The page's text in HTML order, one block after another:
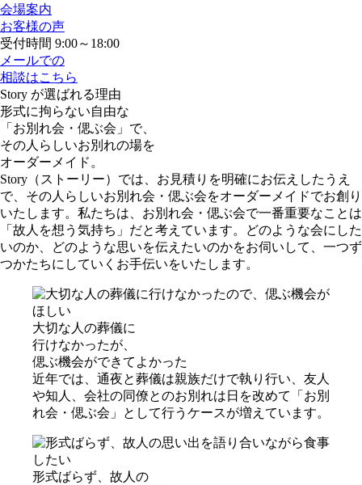
会場案内
お客様の声
受付時間 9:00～18:00
メールでの
相談はこちら
Story が選ばれる理由
形式に拘らない自由な
「お別れ会・偲ぶ会」で、
その人らしいお別れの場を
オーダーメイド。
Story（ストーリー）では、お見積りを明確にお伝えしたうえ
で、その人らしいお別れ会・偲ぶ会をオーダーメイドでお創り
いたします。私たちは、お別れ会・偲ぶ会で一番重要なことは
「故人を想う気持ち」だと考えています。どのような会にした
いのか、どのような思いを伝えたいのかをお伺いして、一つず
つかたちにしていくお手伝いをいたします。
⼤切な⼈の葬儀に
⾏けなかったが、
偲ぶ機会ができてよかった
近年では、通夜と葬儀は親族だけで執り行い、友人
や知人、会社の同僚とのお別れは日を改めて「お別
れ会・偲ぶ会」として行うケースが増えています。
形式ばらず、故⼈の